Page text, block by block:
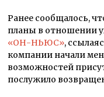
Ранее сообщалось,
планы в отношении
«ОН-НЬЮС»,
компании начали
возможностей
послужило